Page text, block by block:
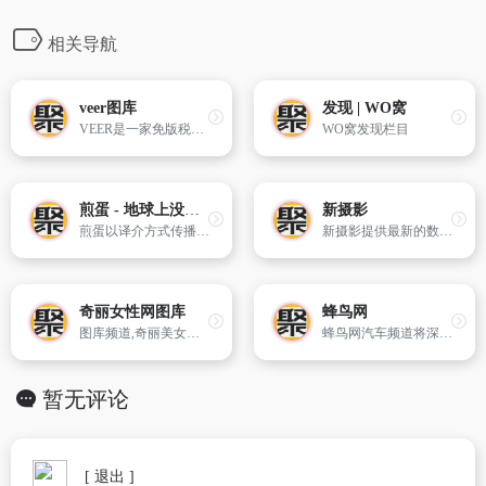
相关导航
veer图库
VEER是一家免版税、国际化的微图提供商；我们的内容来自iStock, iStock是全球微利图库的鼻祖,我们在线提供数亿张优质图片素材,结合搜索人工智能,为用户带来极致的搜索体验,让购图更简单！
发现 | WO窝
WO窝发现栏目
煎蛋 - 地球上没有新鲜事
煎蛋以译介方式传播网络新鲜资讯
新摄影
新摄影提供最新的数码相机资讯及在线摄影交流社区。
奇丽女性网图库
图库频道,奇丽美女图库包括美女,帅哥,男色,明星,性感写真,搞笑图片,图说世界,图片故事,创意趣图,时尚生活,关注新闻焦点的时尚女性图库。
蜂鸟网
蜂鸟网汽车频道将深度挖掘摄影与汽车的关系,结合汽车图片大全、自驾旅行摄影、汽车文化影像长廊深挖选题,对汽车摄影师、车展车模车模、汽车业内人士进行访谈并关注汽车论坛,定期组织活动扩大蜂鸟汽车频道影响力.
暂无评论
[ 退出 ]